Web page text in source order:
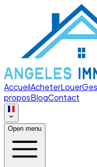
AccueilAcheterLouer
proposBlogContact
Open menu